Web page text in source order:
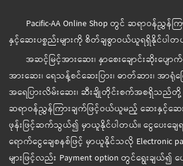
Pacific-AA Online Shop တွင် ဆရာဝန်ညွှ
နှင့်ဆေးပစ္စည်းများကို စိတ်ချစွာဝယ်ယူရရှိနိုင်ပါတ
အဆင့်မြင့်အားဆေး၊ နှာစေးချောင်းဆိုးပျေ
အားဆေး၊ ရေသန့်စင်ဆေးပြား၊ ဓာတ်ဆား၊ အာရုံကြ
အရေပြားလိမ်းဆေး၊ ဆီးချိုတိုင်းစက်အစရှိသည်
ဆရာဝန်ညွှန်ကြားချက်ဖြင့်ဝယ်ယူမည့် ဆေးနှင့်ဆေ
ဖုန်းဖြင့်ဆက်သွယ်၍ မှာယူနိုင်ပါတယ်။ ငွေပေးချေ
ရောက်ငွေချေစနစ်ဖြင့် မှာယူနိုင်သလို Electronic
များဖြင့်လည်း Payment option တွင်ရွေးချယ်၍ ပ